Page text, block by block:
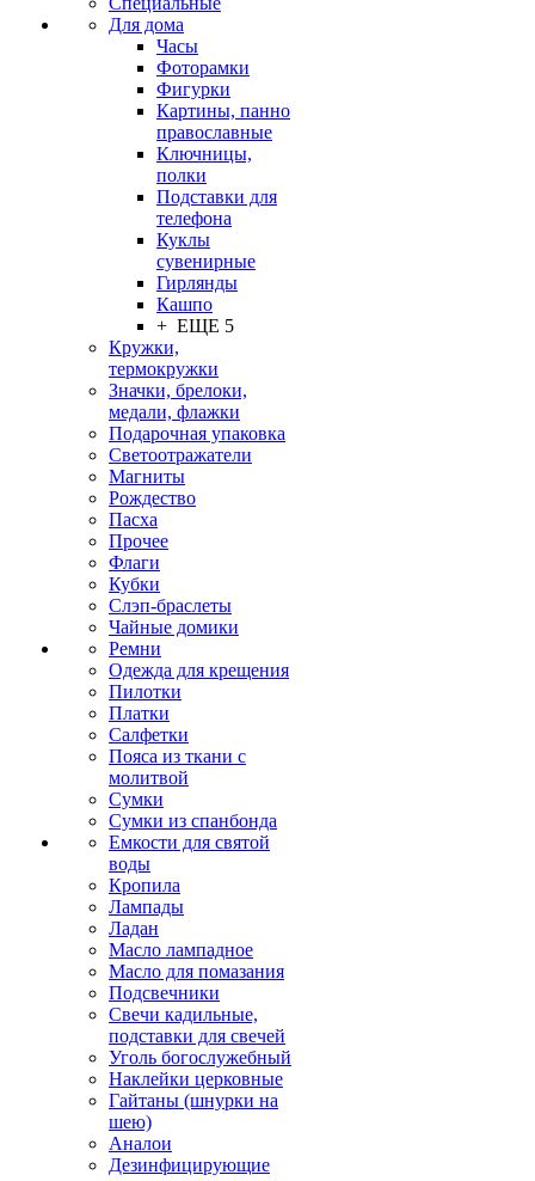
Для дома
Часы
Фоторамки
Фигурки
Картины, панно
православные
Ключницы,
полки
Подставки для
телефона
Куклы
сувенирные
Гирлянды
Кашпо
+ ЕЩЕ 5
Кружки,
термокружки
Значки, брелоки,
медали, флажки
Подарочная упаковка
Светоотражатели
Магниты
Рождество
Пасха
Прочее
Флаги
Кубки
Слэп-браслеты
Чайные домики
Ремни
Одежда для крещения
Пилотки
Платки
Салфетки
Пояса из ткани с
молитвой
Сумки
Сумки из спанбонда
Емкости для святой
воды
Кропила
Лампады
Ладан
Масло лампадное
Масло для помазания
Подсвечники
Свечи кадильные,
подставки для свечей
Уголь богослужебный
Наклейки церковные
Гайтаны (шнурки на
шею)
Аналои
Дезинфицирующие